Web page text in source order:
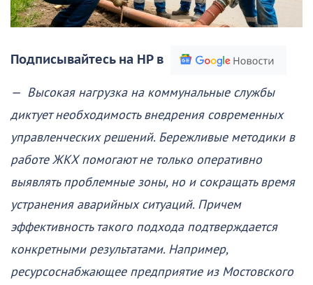
Подписывайтесь на НР в
— Высокая нагрузка на коммунальные службы
диктует необходимость внедрения современных
управленческих решений. Бережливые методики в
работе ЖКХ помогают не только оперативно
выявлять проблемные зоны, но и сокращать время
устранения аварийных ситуаций. Причем
эффективность такого подхода подтверждается
конкретными результатами. Например,
ресурсоснабжающее предприятие из Мостовского